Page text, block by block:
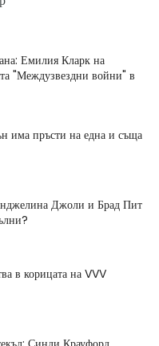
Емилия Кларк на
"Междузвездни войни" в
има пръсти на една и съща
Джоли и Брад Пит
в корицата на VVV